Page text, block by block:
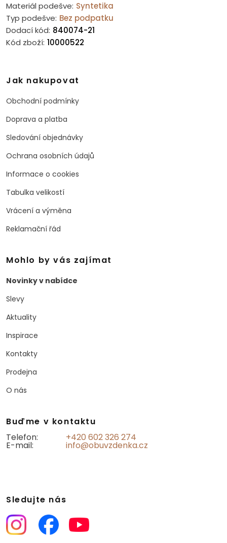
Materiál podešve: Syntetika
Typ podešve: Bez podpatku
Dodací kód: 840074-21
Kód zboží: 10000522
Jak nakupovat
Obchodní podmínky
Doprava a platba
Sledování objednávky
Ochrana osobních údajů
Informace o cookies
Tabulka velikostí
Vrácení a výměna
Reklamační řád
Mohlo by vás zajímat
Novinky v nabídce
Slevy
Aktuality
Inspirace
Kontakty
Prodejna
O nás
Buďme v kontaktu
Telefon:
+420 602 326 274
E-mail: info@obuvzdenka.cz
Sledujte nás